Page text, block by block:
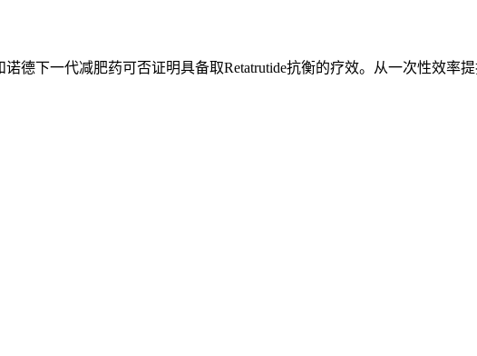
德下一代减肥药可否证明具备取Retatrutide抗衡的疗效。从一次性效率提